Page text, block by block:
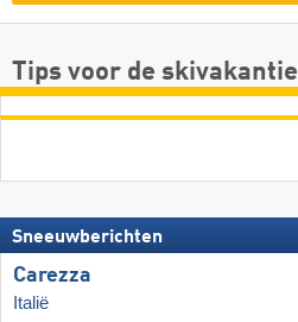
Tips voor de skivakantie
Sneeuwberichten
Carezza
Italië